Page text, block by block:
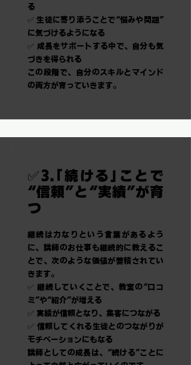
る
✅ 生徒に寄り添うことで“悩みや問題”
に気づけるようになる
✅ 成長をサポートする中で、自分も気
づきを得られる
この段階で、自分のスキルとマインド
の両方が育っていきます。
✅3.「続ける」ことで
“信頼”と“実績”が育
つ
継続は力なりという言葉があるよう
に、講師のお仕事も継続的に教えるこ
とで、次のような価値が蓄積されてい
きます。
✅ 継続していくことで、教室の“口コ
ミ”や“紹介”が増える
✅ 実績が信頼となり、集客につながる
✅ 信頼してくれる生徒とのつながりが
モチベーションにもなる
講師としての成長は、“続ける”ことに